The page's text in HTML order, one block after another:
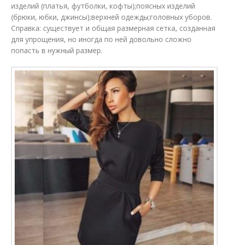
изделий (платья, футболки, кофты);поясных изделий
(брюки, юбки, джинсы);верхней одежды;головных уборов.
Справка: существует и общая размерная сетка, созданная
для упрощения, но иногда по ней довольно сложно
попасть в нужный размер.